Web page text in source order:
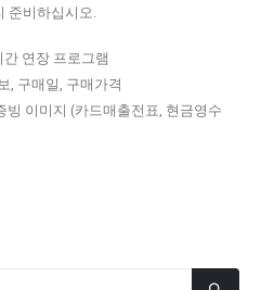
준비하십시오.
연장 프로그램
, 구매일, 구매가격
빙 이미지 (카드매출전표, 현금영수